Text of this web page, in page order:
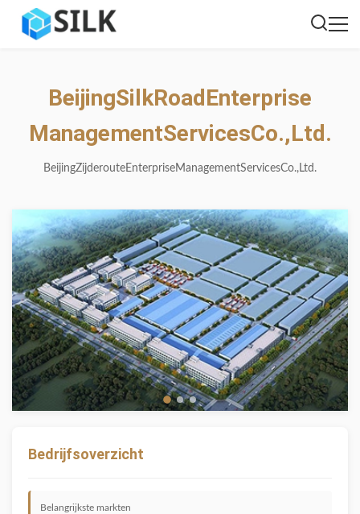
BeijingSilkRoadEnterprise
ManagementServicesCo.,Ltd.
BeijingZijderouteEnterpriseManagementServicesCo.,Ltd.
Bedrijfsoverzicht
Belangrijkste markten